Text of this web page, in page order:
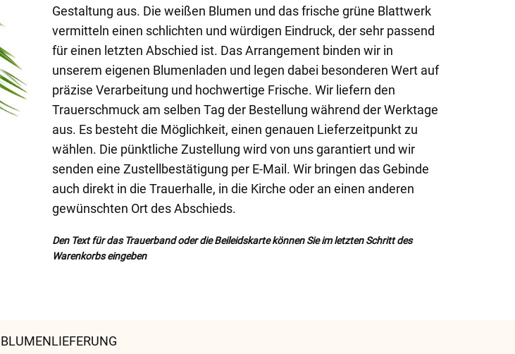
Gestaltung aus. Die weißen Blumen und das frische grüne Blattwerk
vermitteln einen schlichten und würdigen Eindruck, der sehr passend
für einen letzten Abschied ist. Das Arrangement binden wir in
unserem eigenen Blumenladen und legen dabei besonderen Wert auf
präzise Verarbeitung und hochwertige Frische. Wir liefern den
Trauerschmuck am selben Tag der Bestellung während der Werktage
aus. Es besteht die Möglichkeit, einen genauen Lieferzeitpunkt zu
wählen. Die pünktliche Zustellung wird von uns garantiert und wir
senden eine Zustellbestätigung per E-Mail. Wir bringen das Gebinde
auch direkt in die Trauerhalle, in die Kirche oder an einen anderen
gewünschten Ort des Abschieds.
Den Text für das Trauerband oder die Beileidskarte können Sie im letzten Schritt des
Warenkorbs eingeben
BLUMENLIEFERUNG